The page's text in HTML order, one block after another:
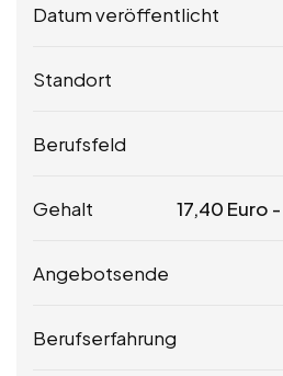
Datum veröffentlicht
Standort
Berufsfeld
Gehalt 17,40 Euro -
Angebotsende
Berufserfahrung